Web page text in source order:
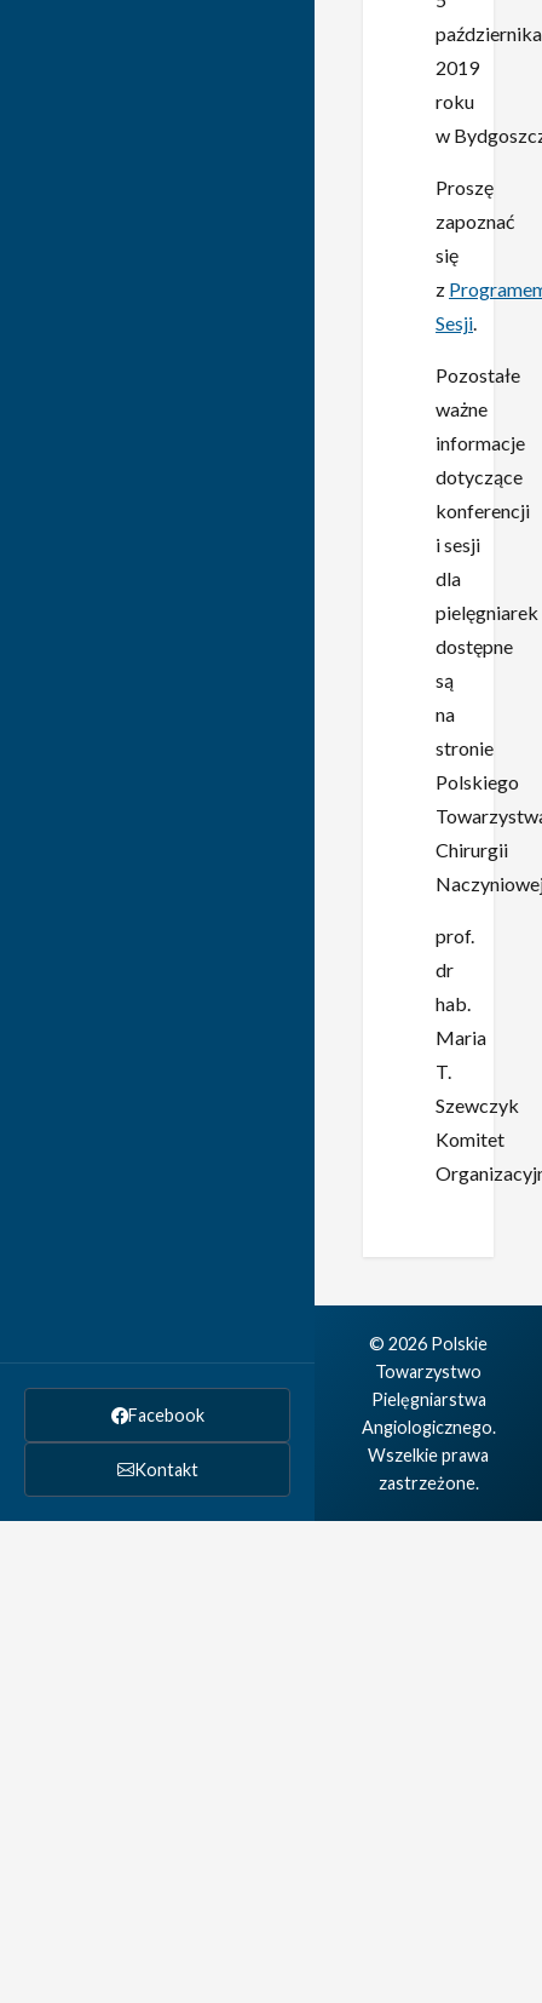
Facebook
Kontakt
października
2019
roku
w
Proszę
zapoznać
się
z
Sesji.
Pozostałe
ważne
informacje
dotyczące
konferencji
i sesji
dla
pielęgniarek
dostępne
są
na
stronie
Polskiego
Chirurgii
prof.
dr
hab.
Maria
T.
Szewczyk
Komitet
© 2026 Polskie
Towarzystwo
Pielęgniarstwa
Angiologicznego.
Wszelkie prawa
zastrzeżone.